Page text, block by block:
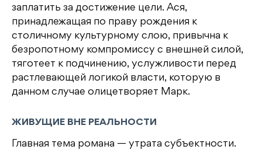
заплатить за достижение цели. Ася,
принадлежащая по праву рождения к
столичному культурному слою, привычна к
безропотному компромиссу с внешней силой,
тяготеет к подчинению, услужливости перед
растлевающей логикой власти, которую в
данном случае олицетворяет Марк.
ЖИВУЩИЕ ВНЕ РЕАЛЬНОСТИ
Главная тема романа — утрата субъектности.